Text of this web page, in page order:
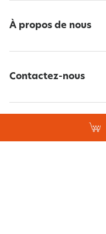
À propos de nous
Contactez-nous
Paiement sécurisé